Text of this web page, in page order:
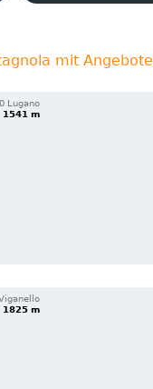
mit
Lugano
1541 m
1825 m